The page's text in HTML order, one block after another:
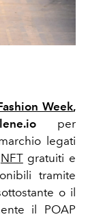
Week,
per
legati
NFTgratuiti e
tramite
o il
il POAP